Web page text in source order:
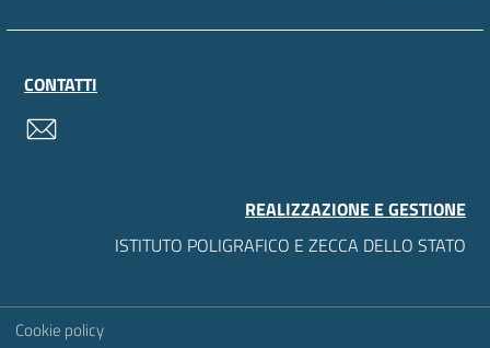
CONTATTI
REALIZZAZIONE E GESTIONE
ISTITUTO POLIGRAFICO E ZECCA DELLO STATO
Sezione Link Utili
Cookie policy